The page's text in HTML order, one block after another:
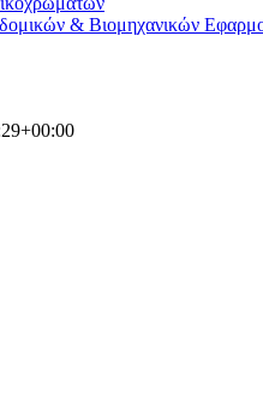
& Βιομηχανικών